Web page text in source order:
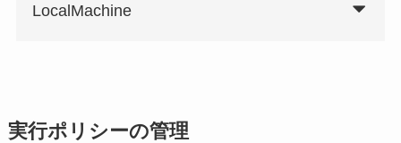
LocalMachine
実行ポリシーの管理